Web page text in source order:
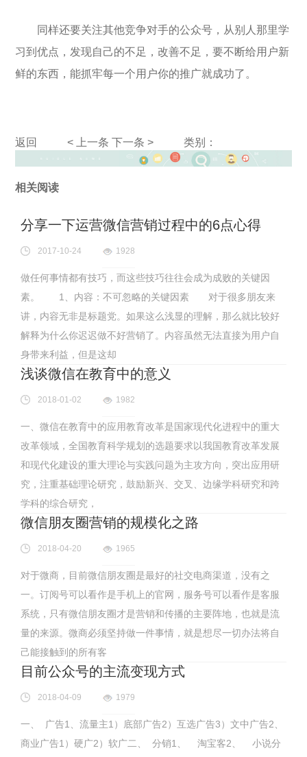
同样还要关注其他竞争对手的公众号，从别人那里学
习到优点，发现自己的不足，改善不足，要不断给用户新
鲜的东西，能抓牢每一个用户你的推广就成功了。
返回 < 上一条 下一条 > 类别：
相关阅读
分享一下运营微信营销过程中的6点心得
2017-10-24 1928
做任何事情都有技巧，而这些技巧往往会成为成败的关键因
素。 1、内容：不可忽略的关键因素 对于很多朋友来
讲，内容无非是标题党。如果这么浅显的理解，那么就比较好
解释为什么你迟迟做不好营销了。内容虽然无法直接为用户自
身带来利益，但是这却
浅谈微信在教育中的意义
2018-01-02 1982
一、微信在教育中的应用教育改革是国家现代化进程中的重大
改革领域，全国教育科学规划的选题要求以我国教育改革发展
和现代化建设的重大理论与实践问题为主攻方向，突出应用研
究，注重基础理论研究，鼓励新兴、交叉、边缘学科研究和跨
学科的综合研究，
微信朋友圈营销的规模化之路
2018-04-20 1965
对于微商，目前微信朋友圈是最好的社交电商渠道，没有之
一。订阅号可以看作是手机上的官网，服务号可以看作是客服
系统，只有微信朋友圈才是营销和传播的主要阵地，也就是流
量的来源。微商必须坚持做一件事情，就是想尽一切办法将自
己能接触到的所有客
目前公众号的主流变现方式
2018-04-09 1979
一、 广告1、流量主1）底部广告2）互选广告3）文中广告2、
商业广告1）硬广2）软广二、 分销1、 淘宝客2、 小说分